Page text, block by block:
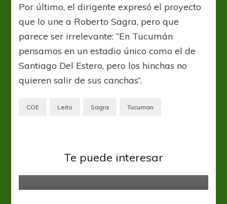
Por último, el dirigente expresó el proyecto
que lo une a Roberto Sagra, pero que
parece ser irrelevante: “En Tucumán
pensamos en un estadio único como el de
Santiago Del Estero, pero los hinchas no
quieren salir de sus canchas”.
COE Leito Sagra Tucuman
Te puede interesar
Atlético Tucumán
Arranca con 4 caras nuevas
Atlético Tucumán Liga Profesional
El Decano derrotó al Calamar,